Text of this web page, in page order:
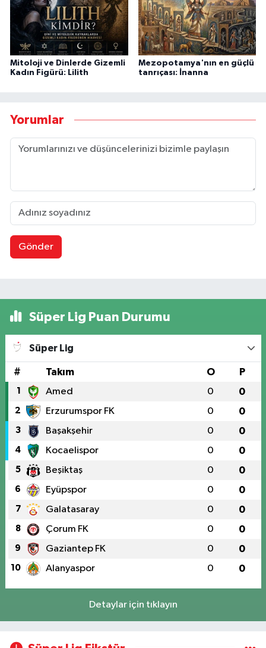
Mitoloji ve Dinlerde Gizemli
Kadın Figürü: Lilith
Mezopotamya'nın en güçlü
tanrıçası: İnanna
Yorumlar
Gönder
Süper Lig Puan Durumu
Süper Lig
# Takım O P
1 Amed 0 0
2 Erzurumspor FK 0 0
3 Başakşehir 0 0
4 Kocaelispor 0 0
5 Beşiktaş 0 0
6 Eyüpspor 0 0
7 Galatasaray 0 0
8 Çorum FK 0 0
9 Gaziantep FK 0 0
10 Alanyaspor 0 0
Detaylar için tıklayın